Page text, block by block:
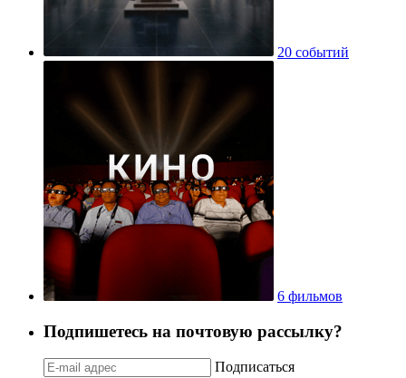
20 событий
6 фильмов
Подпишетесь на почтовую рассылку?
Подписаться